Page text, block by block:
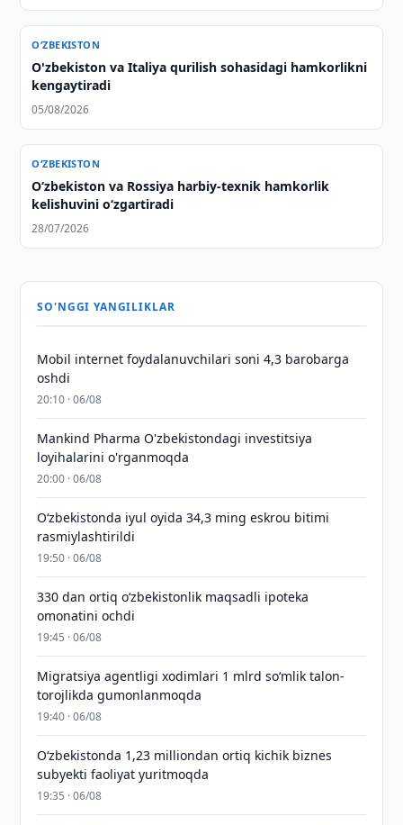
O‘ZBEKISTON
O'zbekiston va Italiya qurilish sohasidagi hamkorlikni
kengaytiradi
05/08/2026
O‘ZBEKISTON
O‘zbekiston va Rossiya harbiy-texnik hamkorlik
kelishuvini o‘zgartiradi
28/07/2026
SO'NGGI YANGILIKLAR
Mobil internet foydalanuvchilari soni 4,3 barobarga
oshdi
20:10 · 06/08
Mankind Pharma O'zbekistondagi investitsiya
loyihalarini o'rganmoqda
20:00 · 06/08
O‘zbekistonda iyul oyida 34,3 ming eskrou bitimi
rasmiylashtirildi
19:50 · 06/08
330 dan ortiq o‘zbekistonlik maqsadli ipoteka
omonatini ochdi
19:45 · 06/08
Migratsiya agentligi xodimlari 1 mlrd so‘mlik talon-
torojlikda gumonlanmoqda
19:40 · 06/08
O‘zbekistonda 1,23 milliondan ortiq kichik biznes
subyekti faoliyat yuritmoqda
19:35 · 06/08